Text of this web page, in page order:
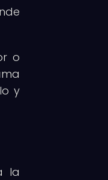
o
y
la